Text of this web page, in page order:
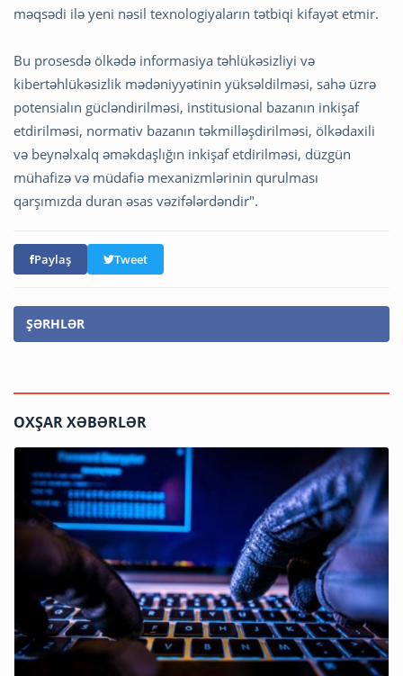
məqsədi ilə yeni nəsil texnologiyaların tətbiqi kifayət etmir.
Bu prosesdə ölkədə informasiya təhlükəsizliyi və
kibertəhlükəsizlik mədəniyyətinin yüksəldilməsi, sahə üzrə
potensialın gücləndirilməsi, institusional bazanın inkişaf
etdirilməsi, normativ bazanın təkmilləşdirilməsi, ölkədaxili
və beynəlxalq əməkdaşlığın inkişaf etdirilməsi, düzgün
mühafizə və müdafiə mexanizmlərinin qurulması
qarşımızda duran əsas vəzifələrdəndir".
Paylaş Tweet
ŞƏRHLƏR
OXŞAR XƏBƏRLƏR